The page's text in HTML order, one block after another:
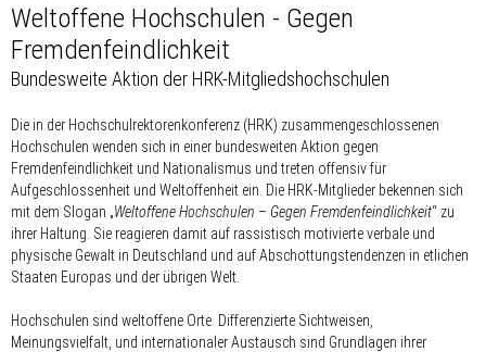
Weltoffene Hochschulen - Gegen
Fremdenfeindlichkeit
Bundesweite Aktion der HRK-Mitgliedshochschulen
Die in der Hochschulrektorenkonferenz (HRK) zusammengeschlossenen
Hochschulen wenden sich in einer bundesweiten Aktion gegen
Fremdenfeindlichkeit und Nationalismus und treten offensiv für
Aufgeschlossenheit und Weltoffenheit ein. Die HRK-Mitglieder bekennen sich
mit dem Slogan „Weltoffene Hochschulen – Gegen Fremdenfeindlichkeit“ zu
ihrer Haltung. Sie reagieren damit auf rassistisch motivierte verbale und
physische Gewalt in Deutschland und auf Abschottungstendenzen in etlichen
Staaten Europas und der übrigen Welt.
Hochschulen sind weltoffene Orte. Differenzierte Sichtweisen,
Meinungsvielfalt, und internationaler Austausch sind Grundlagen ihrer